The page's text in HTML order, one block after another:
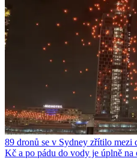
89 dronů se v Sydney zřítilo mezi
Kč a po pádu do vody je úplně na